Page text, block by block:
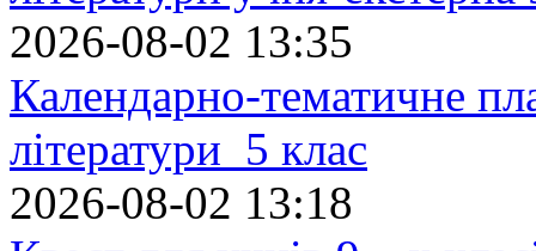
2026-08-02 13:35
Календарно-тематичне
літератури 5 клас
2026-08-02 13:18